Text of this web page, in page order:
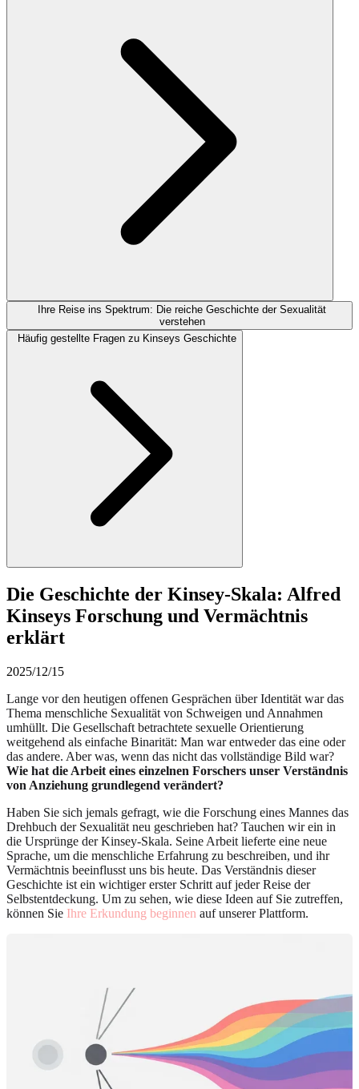
Ihre Reise ins Spektrum: Die reiche Geschichte der Sexualität
verstehen
Häufig gestellte Fragen zu Kinseys Geschichte
Die Geschichte der Kinsey-Skala: Alfred
Kinseys Forschung und Vermächtnis
erklärt
2025/12/15
Lange vor den heutigen offenen Gesprächen über Identität war das
Thema menschliche Sexualität von Schweigen und Annahmen
umhüllt. Die Gesellschaft betrachtete sexuelle Orientierung
weitgehend als einfache Binarität: Man war entweder das eine oder
das andere. Aber was, wenn das nicht das vollständige Bild war?
Wie hat die Arbeit eines einzelnen Forschers unser Verständnis
von Anziehung grundlegend verändert?
Haben Sie sich jemals gefragt, wie die Forschung eines Mannes das
Drehbuch der Sexualität neu geschrieben hat? Tauchen wir ein in
die Ursprünge der Kinsey-Skala. Seine Arbeit lieferte eine neue
Sprache, um die menschliche Erfahrung zu beschreiben, und ihr
Vermächtnis beeinflusst uns bis heute. Das Verständnis dieser
Geschichte ist ein wichtiger erster Schritt auf jeder Reise der
Selbstentdeckung. Um zu sehen, wie diese Ideen auf Sie zutreffen,
können Sie Ihre Erkundung beginnen auf unserer Plattform.